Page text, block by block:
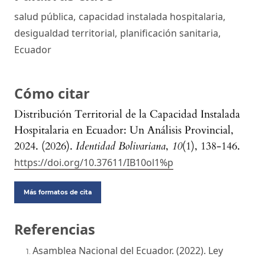
salud pública, capacidad instalada hospitalaria,
desigualdad territorial, planificación sanitaria,
Ecuador
Cómo citar
Distribución Territorial de la Capacidad Instalada
Hospitalaria en Ecuador: Un Análisis Provincial,
2024. (2026). Identidad Bolivariana, 10(1), 138-146.
https://doi.org/10.37611/IB10ol1%p
Más formatos de cita
Referencias
Asamblea Nacional del Ecuador. (2022). Ley